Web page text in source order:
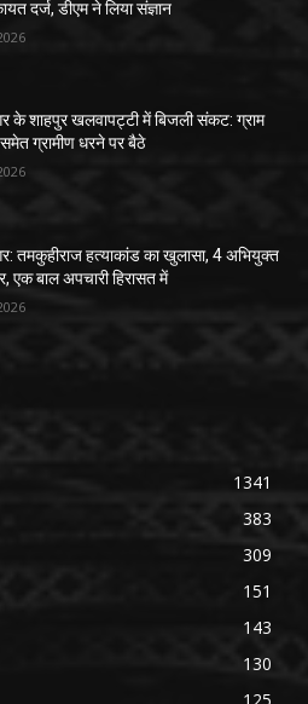
दर्ज, डीएम ने लिया संज्ञान
के शाहपुर खलवापट्टी में बिजली संकट: ग्राम
ग्रामीण धरने पर बैठे
तमकुहीराज हत्याकांड का खुलासा, 4 अभियुक्त
एक बाल अपचारी हिरासत में
1341
383
309
151
143
130
125